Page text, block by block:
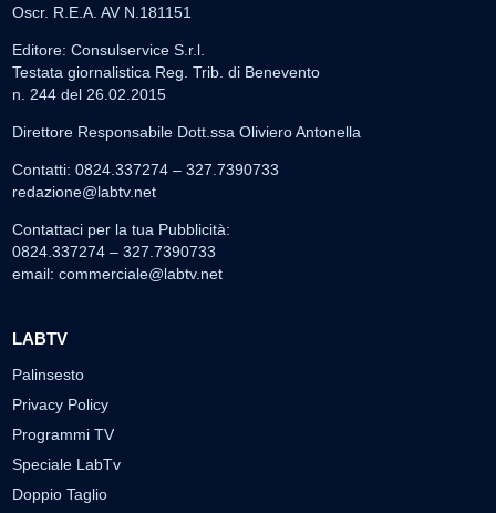
Oscr. R.E.A. AV N.181151
Editore: Consulservice S.r.l.
Testata giornalistica Reg. Trib. di Benevento
n. 244 del 26.02.2015
Direttore Responsabile Dott.ssa Oliviero Antonella
Contatti: 0824.337274 – 327.7390733
redazione@labtv.net
Contattaci per la tua Pubblicità:
0824.337274 – 327.7390733
email: commerciale@labtv.net
LABTV
Palinsesto
Privacy Policy
Programmi TV
Speciale LabTv
Doppio Taglio